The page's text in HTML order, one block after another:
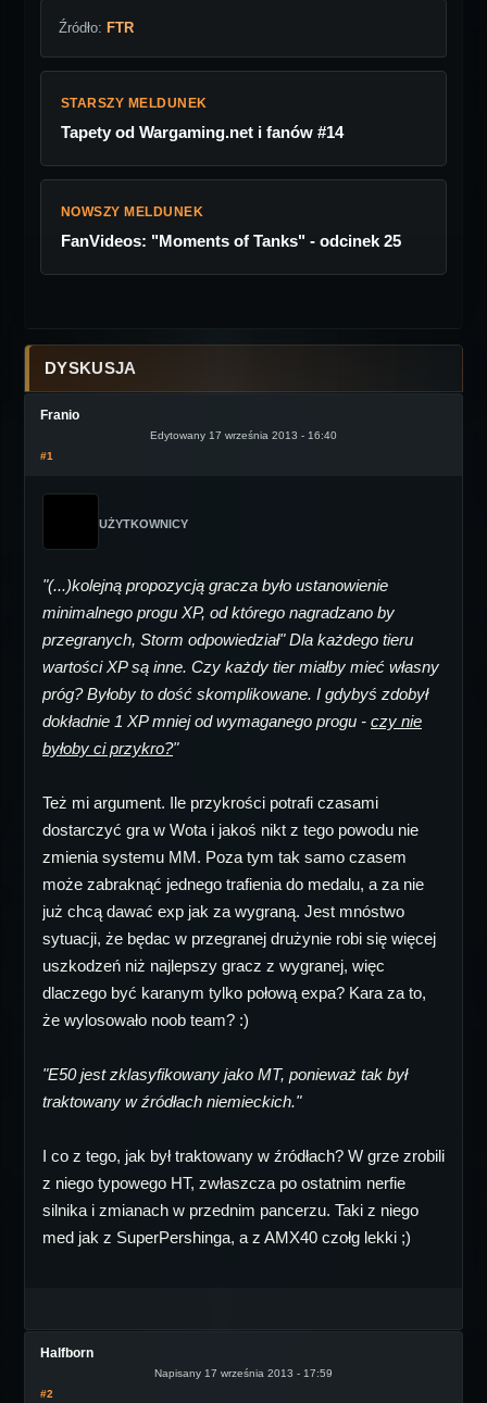
Źródło: FTR
STARSZY MELDUNEK
Tapety od Wargaming.net i fanów #14
NOWSZY MELDUNEK
FanVideos: "Moments of Tanks" - odcinek 25
DYSKUSJA
Franio
Edytowany 17 września 2013 - 16:40
#1
UŻYTKOWNICY
"(...)kolejną propozycją gracza było ustanowienie
minimalnego progu XP, od którego nagradzano by
przegranych, Storm odpowiedział" Dla każdego tieru
wartości XP są inne. Czy każdy tier miałby mieć własny
próg? Byłoby to dość skomplikowane. I gdybyś zdobył
dokładnie 1 XP mniej od wymaganego progu - czy nie
byłoby ci przykro?"
Też mi argument. Ile przykrości potrafi czasami
dostarczyć gra w Wota i jakoś nikt z tego powodu nie
zmienia systemu MM. Poza tym tak samo czasem
może zabraknąć jednego trafienia do medalu, a za nie
już chcą dawać exp jak za wygraną. Jest mnóstwo
sytuacji, że będac w przegranej drużynie robi się więcej
uszkodzeń niż najlepszy gracz z wygranej, więc
dlaczego być karanym tylko połową expa? Kara za to,
że wylosowało noob team? :)
"E50 jest zklasyfikowany jako MT, ponieważ tak był
traktowany w źródłach niemieckich."
I co z tego, jak był traktowany w źródłach? W grze zrobili
z niego typowego HT, zwłaszcza po ostatnim nerfie
silnika i zmianach w przednim pancerzu. Taki z niego
med jak z SuperPershinga, a z AMX40 czołg lekki ;)
Halfborn
Napisany 17 września 2013 - 17:59
#2